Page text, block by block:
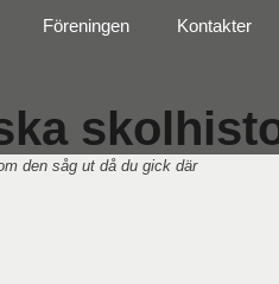
den såg ut då du gick där
Föreningen Kontakter